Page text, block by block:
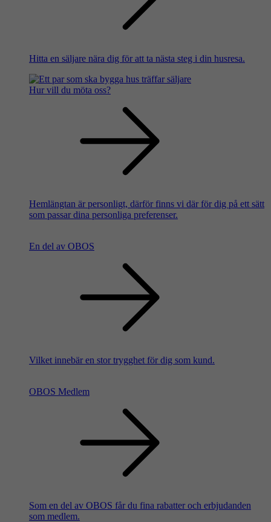
Hitta en säljare nära dig för att ta nästa steg i din husresa.
Hur vill du möta oss?
Hemlängtan är personligt, därför finns vi där för dig på ett sätt
som passar dina personliga preferenser.
En del av OBOS
Vilket innebär en stor trygghet för dig som kund.
OBOS Medlem
Som en del av OBOS får du fina rabatter och erbjudanden
som medlem.